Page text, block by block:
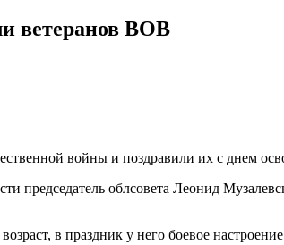
ветеранов ВОВ
войны и поздравили их с днем
председатель облсовета Леонид
в праздник у него боевое